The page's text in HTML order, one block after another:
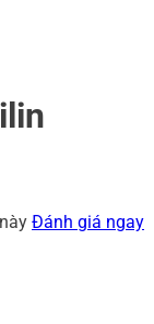
Đánh giá ngay